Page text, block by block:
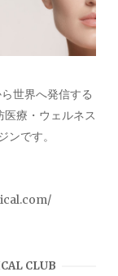
世界へ発信する
療・ウェルネス
ンです。
CLUB